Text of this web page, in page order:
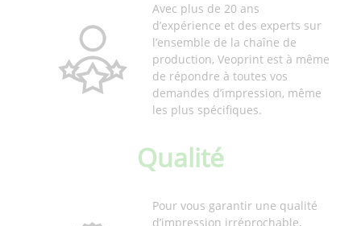
Avec plus de 20 ans
d’expérience et des experts sur
l’ensemble de la chaîne de
production, Veoprint est à même
de répondre à toutes vos
demandes d’impression, même
les plus spécifiques.
Qualité
Pour vous garantir une qualité
d’impression irréprochable,